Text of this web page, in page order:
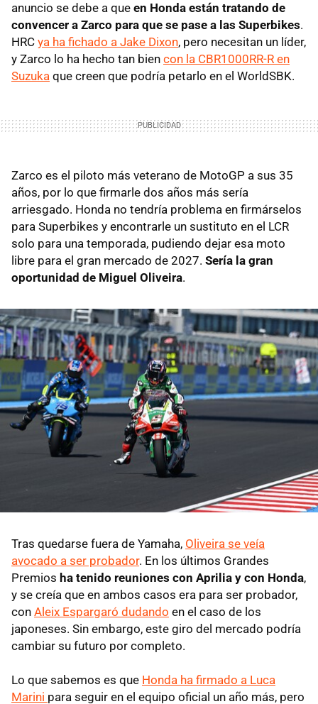
anuncio se debe a que en Honda están tratando de
convencer a Zarco para que se pase a las Superbikes.
HRC ya ha fichado a Jake Dixon, pero necesitan un líder,
y Zarco lo ha hecho tan bien con la CBR1000RR-R en
Suzuka que creen que podría petarlo en el WorldSBK.
Zarco es el piloto más veterano de MotoGP a sus 35
años, por lo que firmarle dos años más sería
arriesgado. Honda no tendría problema en firmárselos
para Superbikes y encontrarle un sustituto en el LCR
solo para una temporada, pudiendo dejar esa moto
libre para el gran mercado de 2027. Sería la gran
oportunidad de Miguel Oliveira.
Tras quedarse fuera de Yamaha, Oliveira se veía
avocado a ser probador. En los últimos Grandes
Premios ha tenido reuniones con Aprilia y con Honda,
y se creía que en ambos casos era para ser probador,
con Aleix Espargaró dudando en el caso de los
japoneses. Sin embargo, este giro del mercado podría
cambiar su futuro por completo.
Lo que sabemos es que Honda ha firmado a Luca
Marini para seguir en el equipo oficial un año más, pero